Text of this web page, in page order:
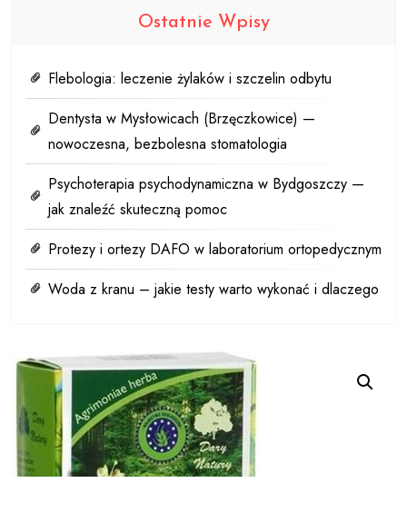
Ostatnie Wpisy
Flebologia: leczenie żylaków i szczelin odbytu
Dentysta w Mysłowicach (Brzęczkowice) —
nowoczesna, bezbolesna stomatologia
Psychoterapia psychodynamiczna w Bydgoszczy —
jak znaleźć skuteczną pomoc
Protezy i ortezy DAFO w laboratorium ortopedycznym
Woda z kranu – jakie testy warto wykonać i dlaczego